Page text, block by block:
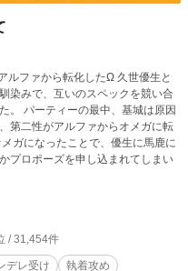
から転化したΩ 久世優生と
染みで、互いのスペックを競い合
は原因
第二性がアルファからオメガに転
プロポーズを申し込まれてしまい
/ 31,454件
デレ受け 執着攻め